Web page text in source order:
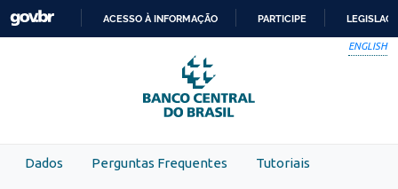
Skip to main content
PARA
O
CONTEÚDO
ACESSO À INFORMAÇÃO PARTICIPE
ENGLISH
Dados Perguntas Frequentes Tutoriais